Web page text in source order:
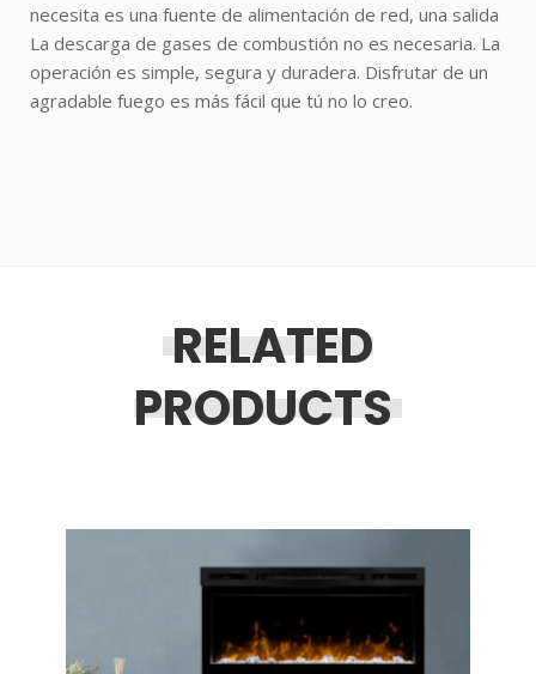
necesita es una fuente de alimentación de red, una salida
La descarga de gases de combustión no es necesaria. La
operación es simple, segura y duradera. Disfrutar de un
agradable fuego es más fácil que tú no lo creo.
RELATED
PRODUCTS